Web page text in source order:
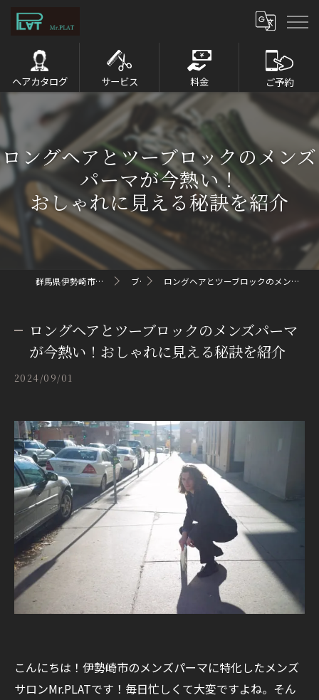
ヘアカタログ サービス 料金 ご予約
ロングヘアとツーブロックのメンズ
パーマが今熱い！
おしゃれに見える秘訣を紹介
群馬県伊勢崎市のメンズパーマならMr.PLAT ブログ ロングヘアとツーブロックのメンズパーマが今熱い！おしゃれに見える秘訣を紹介
ロングヘアとツーブロックのメンズパーマ
が今熱い！おしゃれに見える秘訣を紹介
2024/09/01
こんにちは！伊勢崎市のメンズパーマに特化したメンズ
サロンMr.PLATです！毎日忙しくて大変ですよね。そん